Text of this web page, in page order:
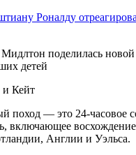
Роналду
и Кейт
поход — это 24-часовое
включающее
Англии и Уэльса.